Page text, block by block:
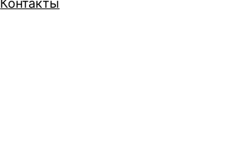
Контакты